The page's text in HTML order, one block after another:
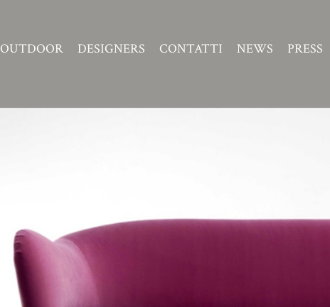
OUTDOOR DESIGNERS CONTATTI NEWS PRESS